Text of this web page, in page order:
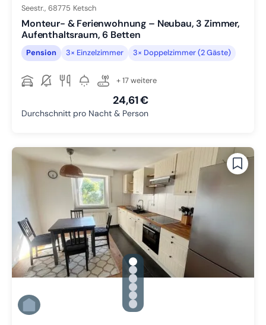
Seestr., 68775 Ketsch
Monteur- & Ferienwohnung – Neubau, 3 Zimmer,
Aufenthaltsraum, 6 Betten
Pension 3× Einzelzimmer 3× Doppelzimmer (2 Gäste)
+ 17 weitere
24,61 €
Durchschnitt pro Nacht & Person
gallery.slide_selector
Zu Slide 1 wechseln
Zu Slide 2 wechseln
Zu Slide 3 wechseln
Zu Slide 4 wechseln
Zu Slide 5 wechseln
Zu Slide 6 wechseln